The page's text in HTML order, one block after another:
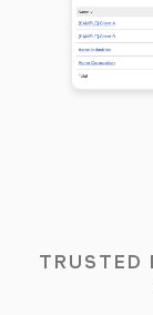
TRUSTED